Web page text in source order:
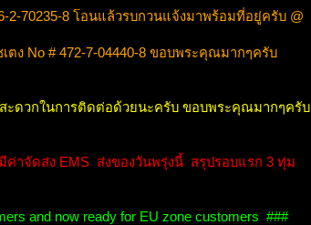
2-70235-8 โอนแล้วรบกวนแจ้งมาพร้อมที่อยู่ครับ @
ตง No # 472-7-04440-8 ขอบพระคุณมากๆครับ
ะดวกในการติดต่อด้วยนะครับ ขอบพระคุณมากๆครับ
าจัดส่ง EMS ส่งของวันพรุ่งนี้ สรุปรอบแรก 3 ทุ่ม
and now ready for EU zone customers ###